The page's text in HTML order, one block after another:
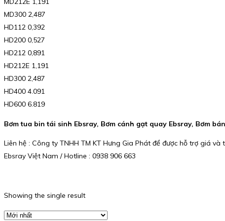
MD300 2,487
HD112 0,392
HD200 0,527
HD212 0,891
HD212E 1,191
HD300 2,487
HD400 4.091
HD600 6.819
Bơm tua bin tái sinh Ebsray, Bơm cánh gạt quay Ebsray, Bơm
Liên hệ : Công ty TNHH TM KT Hưng Gia Phát để được hỗ trợ giá
Ebsray Việt Nam / Hotline : 0938 906 663
Showing the single result